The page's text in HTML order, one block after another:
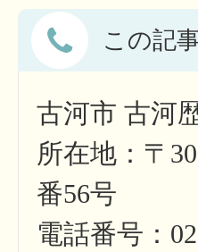
この記
古河市 古河
所在地：〒
番56号
電話番号：